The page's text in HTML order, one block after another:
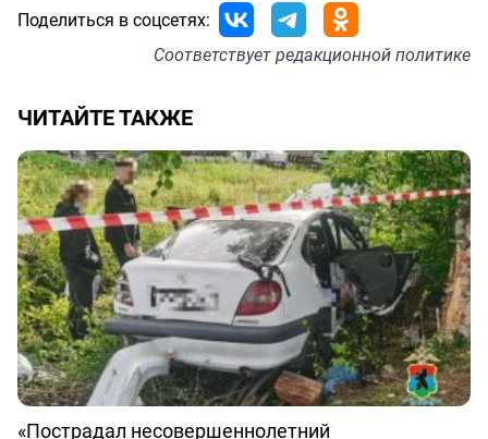
Поделиться в соцсетях:
Соответствуетредакционной политике
ЧИТАЙТЕ ТАКЖЕ
«Пострадал несовершеннолетний